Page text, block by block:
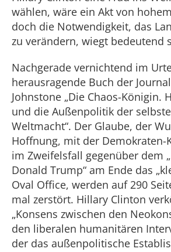
wählen, wäre ein Akt von
doch die Notwendigkeit, das
zu verändern, wiegt bedeutend
Nachgerade vernichtend im
herausragende Buch der
Johnstone „Die Chaos-Königin.
und die Außenpolitik der
Weltmacht“. Der Glaube, der
Hoffnung, mit der Demokraten-
im Zweifelsfall gegenüber dem
Donald Trump“ am Ende das
Oval Office, werden auf 290
mal zerstört. Hillary Clinton
„Konsens zwischen den
den liberalen humanitären
der das außenpolitische